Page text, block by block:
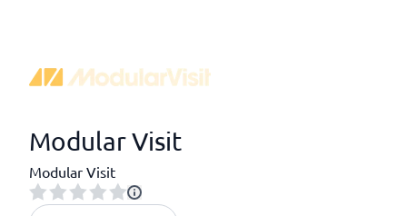
Modular Visit
Modular Visit